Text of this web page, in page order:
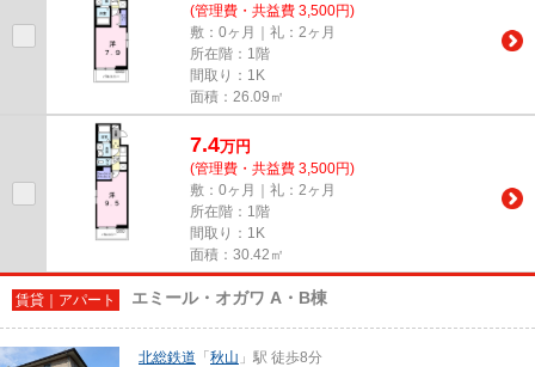
(管理費・共益費 3,500円)
敷：0ヶ月｜礼：2ヶ月
所在階：1階
間取り：1K
面積：26.09㎡
7.4万円
(管理費・共益費 3,500円)
敷：0ヶ月｜礼：2ヶ月
所在階：1階
間取り：1K
面積：30.42㎡
賃貸｜アパート エミール・オガワ A・B棟
北総鉄道 「 秋山 」駅 徒歩8分